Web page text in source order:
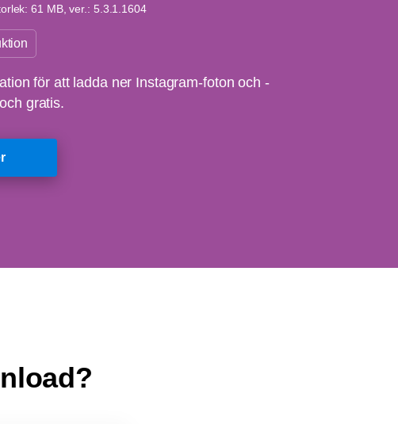
61 MB, ver.: 5.3.1.1604
för att ladda ner Instagram-foton och -
gratis.